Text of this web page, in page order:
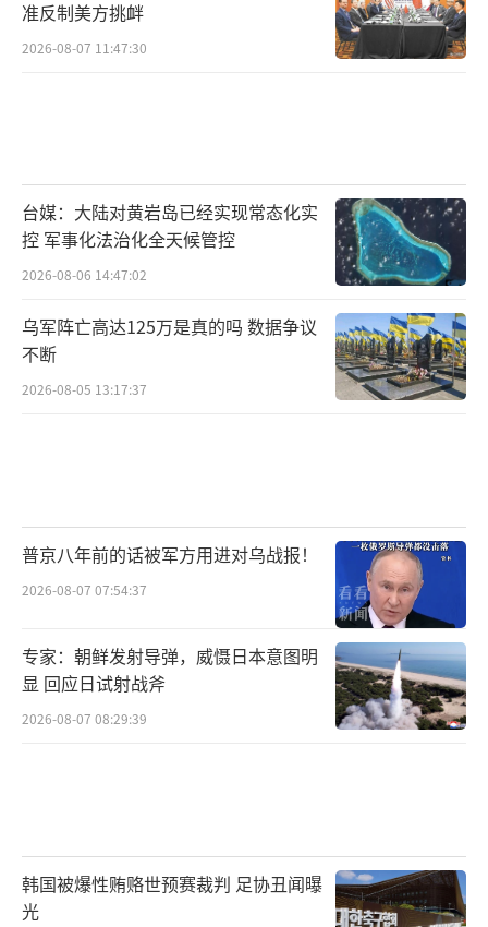
准反制美方挑衅
2026-08-07 11:47:30
台媒：大陆对黄岩岛已经实现常态化实
控 军事化法治化全天候管控
2026-08-06 14:47:02
乌军阵亡高达125万是真的吗 数据争议
不断
2026-08-05 13:17:37
普京八年前的话被军方用进对乌战报！
2026-08-07 07:54:37
专家：朝鲜发射导弹，威慑日本意图明
显 回应日试射战斧
2026-08-07 08:29:39
韩国被爆性贿赂世预赛裁判 足协丑闻曝
光